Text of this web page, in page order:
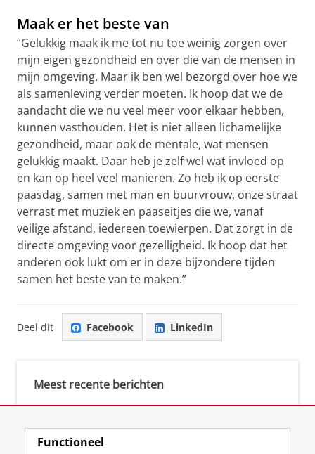
Maak er het beste van
“Gelukkig maak ik me tot nu toe weinig zorgen over
mijn eigen gezondheid en over die van de mensen in
mijn omgeving. Maar ik ben wel bezorgd over hoe we
als samenleving verder moeten. Ik hoop dat we de
aandacht die we nu veel meer voor elkaar hebben,
kunnen vasthouden. Het is niet alleen lichamelijke
gezondheid, maar ook de mentale, wat mensen
gelukkig maakt. Daar heb je zelf wel wat invloed op
en kan op heel veel manieren. Zo heb ik op eerste
paasdag, samen met man en buurvrouw, onze straat
verrast met muziek en paaseitjes die we, vanaf
veilige afstand, iedereen toewierpen. Dat zorgt in de
directe omgeving voor gezelligheid. Ik hoop dat het
anderen ook lukt om er in deze bijzondere tijden
samen het beste van te maken.”
Deel dit Facebook LinkedIn
Meest recente berichten
Meest gebruikte tags
Functioneel